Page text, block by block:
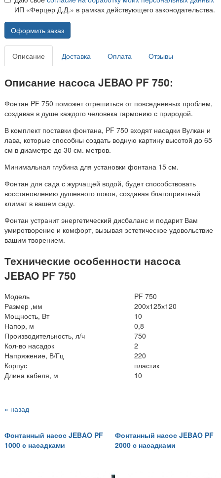
ИП «Ферцер Д.Д.» в рамках действующего законодательства.
Оформить заказ
Описание Доставка Оплата Отзывы
Описание насоса JEBAO PF 750:
Фонтан PF 750 поможет отрешиться от повседневных проблем,
создавая в душе каждого человека гармонию с природой.
В комплект поставки фонтана, PF 750 входят насадки Вулкан и
лава, которые способны создать водную картину высотой до 65
см в диаметре до 30 см. метров.
Минимальная глубина для установки фонтана 15 см.
Фонтан для сада с журчащей водой, будет способствовать
восстановлению душевного покоя, создавая благоприятный
климат в вашем саду.
Фонтан устранит энергетический дисбаланс и подарит Вам
умиротворение и комфорт, вызывая эстетическое удовольствие
вашим творением.
Технические особенности насоса
JEBAO PF 750
Модель
PF 750
Размер ,мм
200х125х120
Мощность, Вт
10
Напор, м
0,8
Производительность, л/ч
750
Кол-во насадок
2
Напряжение, В/Гц
220
Корпус
пластик
Длина кабеля, м
10
« назад
Фонтанный насос JEBAO PF
1000 с насадками
Фонтанный насос JEBAO PF
2000 с насадками